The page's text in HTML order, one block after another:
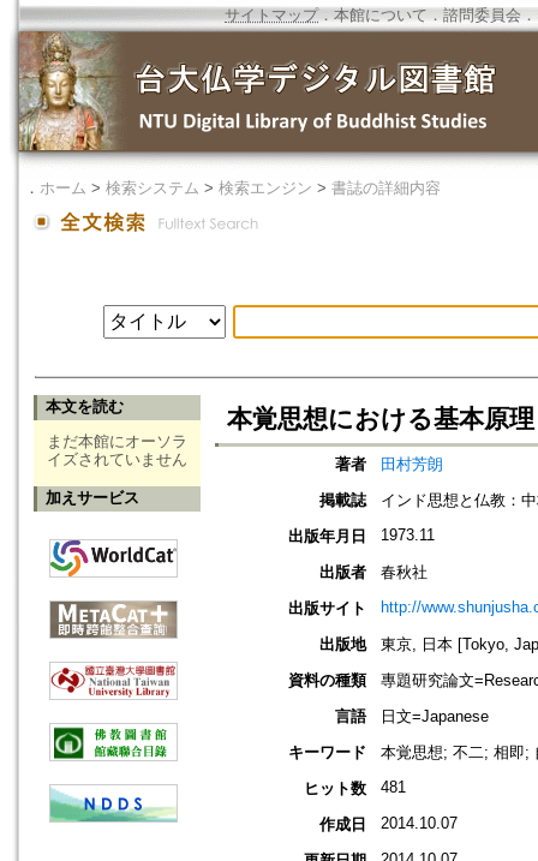
サイトマップ．本館について ． 諮問委員会 ．
． ホーム > 検索システム > 検索エンジン > 書誌の詳細内容
本文を読む
まだ本館にオーソラ
イズされていません
加えサービス
本覚思想における基本原理
著者
田村芳朗
掲載誌
インド思想と仏教：
出版年月日
1973.11
出版者
春秋社
出版サイト
http://
出版地
東京, 日本 [Tokyo,
資料の種類
專題研究論文
言語
日文=Japanese
キーワード
本覚思想; 不二; 相即;
ヒット数
481
作成日 2014.10.07